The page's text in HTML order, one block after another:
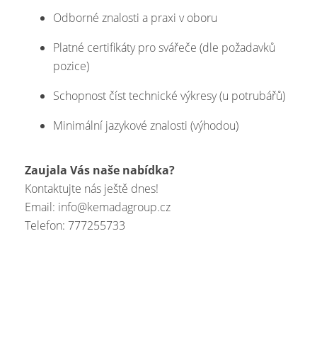
Odborné znalosti a praxi v oboru
Platné certifikáty pro svářeče (dle požadavků
pozice)
Schopnost číst technické výkresy (u potrubářů)
Minimální jazykové znalosti (výhodou)
Zaujala Vás naše nabídka?
Kontaktujte nás ještě dnes!
Email: info@kemadagroup.cz
Telefon: 777255733